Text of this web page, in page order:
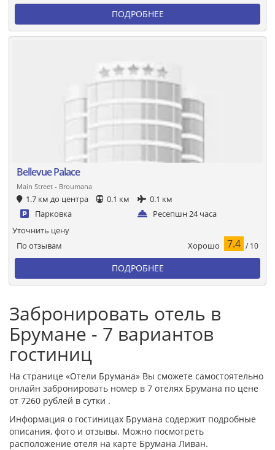
ПОДРОБНЕЕ
Bellevue Palace
Main Street - Broumana
1.7 км до центра 0.1 км
0.1 км
Парковка
Ресепшн 24 часа
По отзывам Хорошо 7.4 / 10
Уточнить цену
ПОДРОБНЕЕ
Забронировать отель в
Брумане - 7 вариантов
гостиниц
На странице «Отели Брумана» Вы сможете самостоятельно
онлайн забронировать номер в 7 отелях Брумана по цене
от 7260 рублей в сутки .
Информация о гостиницах Брумана содержит подробные
описания, фото и отзывы. Можно посмотреть
расположение отеля на карте Брумана Ливан.